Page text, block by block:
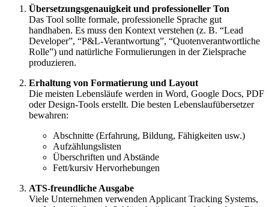
Übersetzungsgenauigkeit und professioneller Ton
Das Tool sollte formale, professionelle Sprache gut
handhaben. Es muss den Kontext verstehen (z. B. “Lead
Developer”, “P&L-Verantwortung”, “Quotenverantwortliche
Rolle”) und natürliche Formulierungen in der Zielsprache
produzieren.
Erhaltung von Formatierung und Layout
Die meisten Lebensläufe werden in Word, Google Docs, PDF
oder Design-Tools erstellt. Die besten Lebenslaufübersetzer
bewahren:
Abschnitte (Erfahrung, Bildung, Fähigkeiten usw.)
Aufzählungslisten
Überschriften und Abstände
Fett/kursiv Hervorhebungen
ATS-freundliche Ausgabe
Viele Unternehmen verwenden Applicant Tracking Systems,